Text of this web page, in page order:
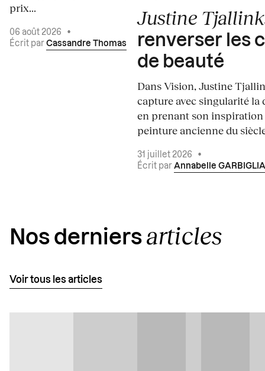
prix...
06 août 2026
•
Écrit par Cassandre Thomas
Justine
renverser les
de beauté
Dans Vision, Justine
capture avec singularité la
en prenant son inspiration
peinture ancienne du
31 juillet 2026
•
Écrit par Annabelle GARBIGLIA
Nos derniers articles
Voir tous les articles